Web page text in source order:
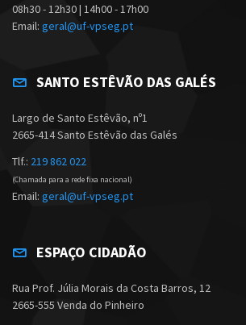
08h30 - 12h30 | 14h00 - 17h00
Email: geral@uf-vpseg.pt
SANTO ESTÊVÃO DAS GALÉS
Largo de Santo Estêvão, nº1
2665-414 Santo Estêvão das Galés
Tlf.: 219 862 022
(Chamada para a rede fixa nacional)
Email: geral@uf-vpseg.pt
ESPAÇO CIDADÃO
Rua Prof. Júlia Morais da Costa Barros, 12
2665-555 Venda do Pinheiro